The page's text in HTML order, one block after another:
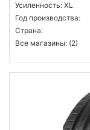
Усиленность: XL
Год производства:
Страна:
Все магазины: (2)